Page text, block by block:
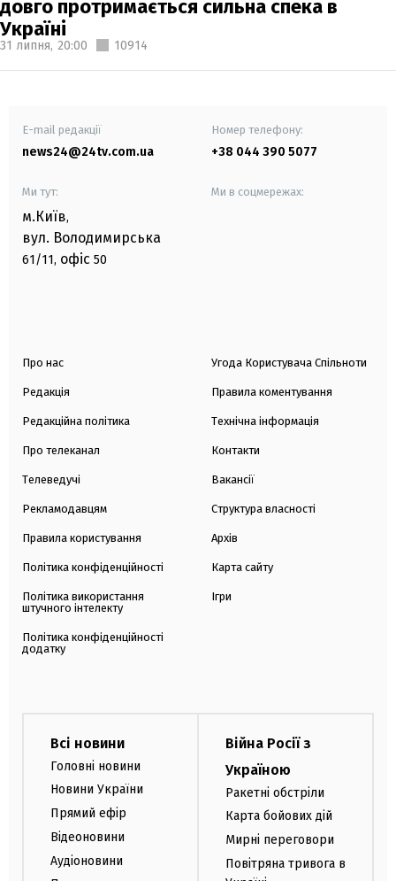
довго протримається сильна спека в
Україні
31 липня, 20:00 10914
E-mail редакції
news24@24tv.com.ua
Номер телефону:
+38 044 390 5077
Ми тут:
м.Київ,
вул. Володимирська
61/11, офіс 50
Ми в соцмережах:
Про нас
Редакція
Редакційна політика
Про телеканал
Телеведучі
Рекламодавцям
Правила користування
Політика конфіденційності
Політика використання
штучного інтелекту
Політика конфіденційності
додатку
Угода Користувача Спільноти
Правила коментування
Технічна інформація
Контакти
Вакансії
Структура власності
Архів
Карта сайту
Ігри
Всі новини
Головні новини
Новини України
Прямий ефір
Відеоновини
Аудіоновини
Війна Росії з
Україною
Ракетні обстріли
Карта бойових дій
Мирні переговори
Повітряна тривога в